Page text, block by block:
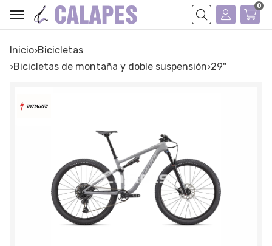
Buscar
0
Inicio
bicicletas
bicicletas de montaña y doble suspensión
29"